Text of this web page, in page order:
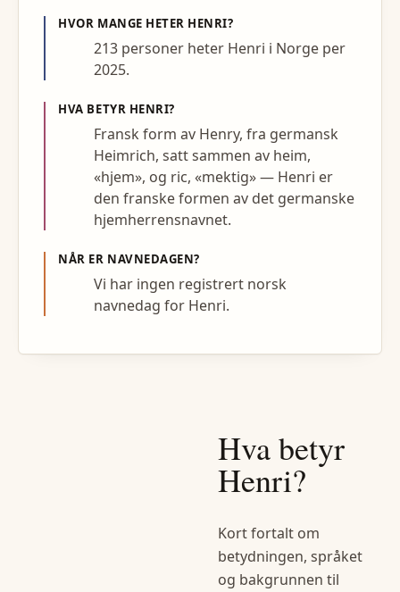
HVOR MANGE HETER HENRI?
213 personer heter Henri i Norge per
2025.
HVA BETYR HENRI?
Fransk form av Henry, fra germansk
Heimrich, satt sammen av heim,
«hjem», og ric, «mektig» — Henri er
den franske formen av det germanske
hjemherrensnavnet.
NÅR ER NAVNEDAGEN?
Vi har ingen registrert norsk
navnedag for Henri.
Hva betyr
Henri?
Kort fortalt om
betydningen, språket
og bakgrunnen til